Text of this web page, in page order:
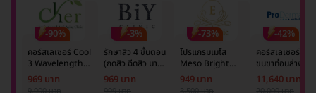
-90%
คอร์สเลเซอร์ Cool
3 Wavelength
Diode กำจัดขน
รักแร้ 1 ปี 12 ครั้ง
969 บาท
-3%
รักษาสิว 4 ขั้นตอน
(กดสิว ฉีดสิว มาส์ก
หน้า และฉายแสง)
1 ครั้ง
969 บาท
-73%
โปรแกรมเมโส
Meso Bright
จำนวนซีซีขึ้นอยู่กับ
แพทย์ประเมิน เพื่อ
949 บาท
-42%
คอร์สเลเซอร์กำจั
ขนขาท่อนล่าง 2
ข้าง 5 ครั้ง ด้วย
เลเซอร์
11,640 บาท